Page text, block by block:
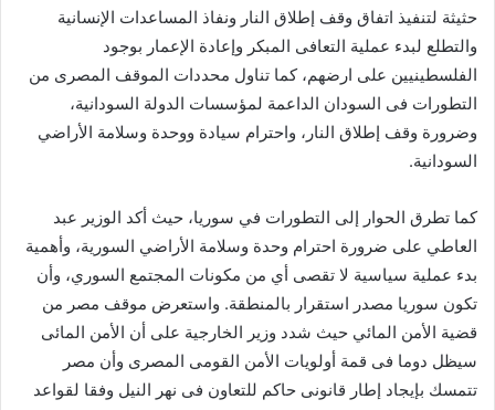
حثيثة لتنفيذ اتفاق وقف إطلاق النار ونفاذ المساعدات الإنسانية
والتطلع لبدء عملية التعافى المبكر وإعادة الإعمار بوجود
الفلسطينيين على ارضهم، كما تناول محددات الموقف المصرى من
التطورات فى السودان الداعمة لمؤسسات الدولة السودانية،
وضرورة وقف إطلاق النار، واحترام سيادة ووحدة وسلامة الأراضي
السودانية.
كما تطرق الحوار إلى التطورات في سوريا، حيث أكد الوزير عبد
العاطي على ضرورة احترام وحدة وسلامة الأراضي السورية، وأهمية
بدء عملية سياسية لا تقصى أي من مكونات المجتمع السوري، وأن
تكون سوريا مصدر استقرار بالمنطقة. واستعرض موقف مصر من
قضية الأمن المائي حيث شدد وزير الخارجية على أن الأمن المائى
سيظل دوما فى قمة أولويات الأمن القومى المصرى وأن مصر
تتمسك بإيجاد إطار قانونى حاكم للتعاون فى نهر النيل وفقا لقواعد